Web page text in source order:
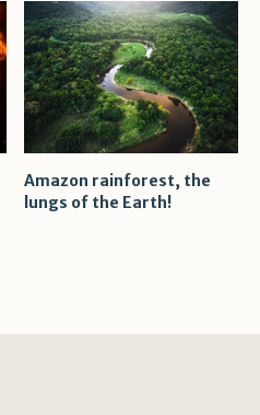
Amazon rainforest, the
lungs of the Earth!